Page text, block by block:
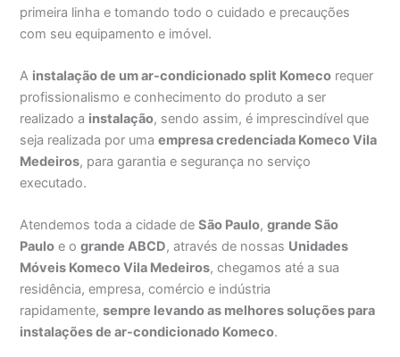
primeira linha e tomando todo o cuidado e precauções
com seu equipamento e imóvel.
A instalação de um ar-condicionado split Komeco requer
profissionalismo e conhecimento do produto a ser
realizado a instalação, sendo assim, é imprescindível que
seja realizada por umaempresa credenciada Komeco Vila
Medeiros, para garantia e segurança no serviço
executado.
Atendemos toda a cidade deSão Paulo,grande São
Paulo e ogrande ABCD, através de nossas Unidades
Móveis Komeco Vila Medeiros, chegamos até a sua
residência, empresa, comércio e indústria
rapidamente,sempre levando as melhores soluções para
instalações de ar-condicionado Komeco.